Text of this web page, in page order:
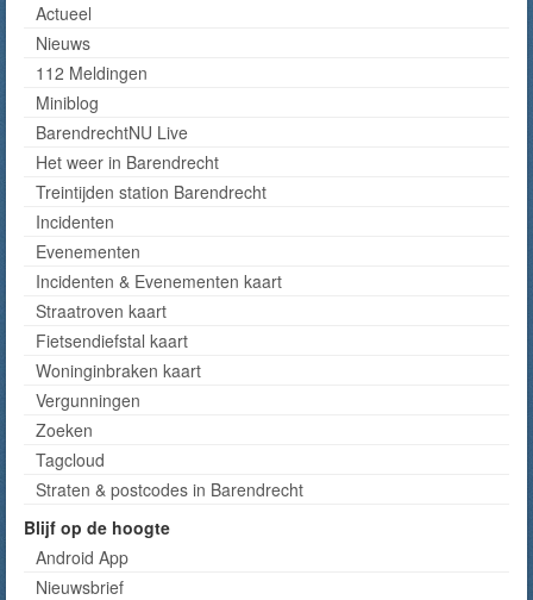
Actueel
Nieuws
112 Meldingen
Miniblog
BarendrechtNU Live
Het weer in Barendrecht
Treintijden station Barendrecht
Incidenten
Evenementen
Incidenten & Evenementen kaart
Straatroven kaart
Fietsendiefstal kaart
Woninginbraken kaart
Vergunningen
Zoeken
Tagcloud
Straten & postcodes in Barendrecht
Blijf op de hoogte
Android App
Nieuwsbrief